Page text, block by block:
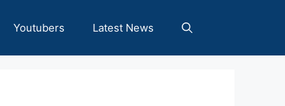
Youtubers Latest News